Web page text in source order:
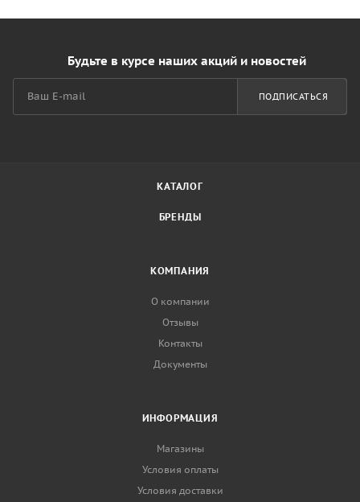
Будьте в курсе наших акций и новостей
ПОДПИСАТЬСЯ
КАТАЛОГ
БРЕНДЫ
КОМПАНИЯ
О компании
Отзывы
Контакты
Документы
ИНФОРМАЦИЯ
Магазины
Условия оплаты
Условия доставки